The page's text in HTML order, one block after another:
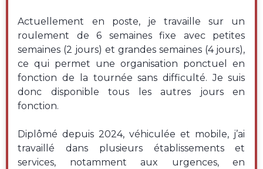
Actuellement en poste, je travaille sur un
roulement de 6 semaines fixe avec petites
semaines (2 jours) et grandes semaines (4 jours),
ce qui permet une organisation ponctuel en
fonction de la tournée sans difficulté. Je suis
donc disponible tous les autres jours en
fonction.
Diplômé depuis 2024, véhiculée et mobile, j’ai
travaillé dans plusieurs établissements et
services, notamment aux urgences, en